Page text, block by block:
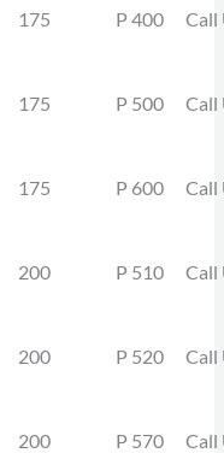
175 P 400 Call
175 P 500 Call
175 P 600 Call
200 P 510 Call
200 P 520 Call
200 P 570 Call